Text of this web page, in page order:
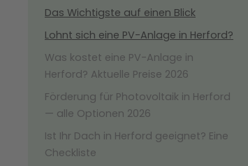
Das Wichtigste auf einen Blick
Lohnt sich eine PV-Anlage in Herford?
Was kostet eine PV-Anlage in
Herford? Aktuelle Preise 2026
Förderung für Photovoltaik in Herford
— alle Optionen 2026
Ist Ihr Dach in Herford geeignet? Eine
Checkliste